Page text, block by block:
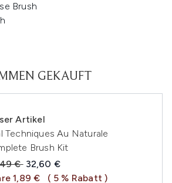
Brush
GEKAUFT
Artikel
Techniques Au Naturale
Brush Kit
Preisempfehlung:
€ Aktueller Preis:
32,60 €
1,89 €
( 5 % Rabatt )